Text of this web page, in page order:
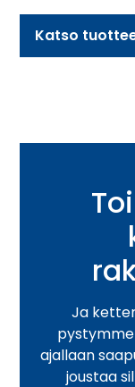
Katso
Ja
ajallaan
joustaa